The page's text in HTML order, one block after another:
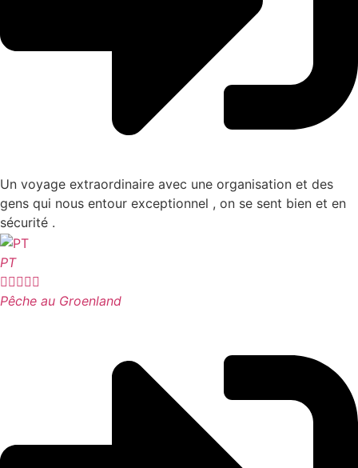
Un voyage extraordinaire avec une organisation et des
gens qui nous entour exceptionnel , on se sent bien et en
sécurité .
PT

Pêche au Groenland